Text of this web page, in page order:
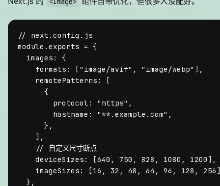
// next.config.js
module . exports = {
images : {
formats : ["image/avif" , "image/webp" ],
remotePatterns : [
      {
protocol : "https" ,
hostname : "**.example.com" ,
      },
    ],
// 自定义尺寸断点
deviceSizes : [640 , 750 , 828 , 1080 , 1200 ],
imageSizes : [16 , 32 , 48 , 64 , 96 , 128 , 256
  },